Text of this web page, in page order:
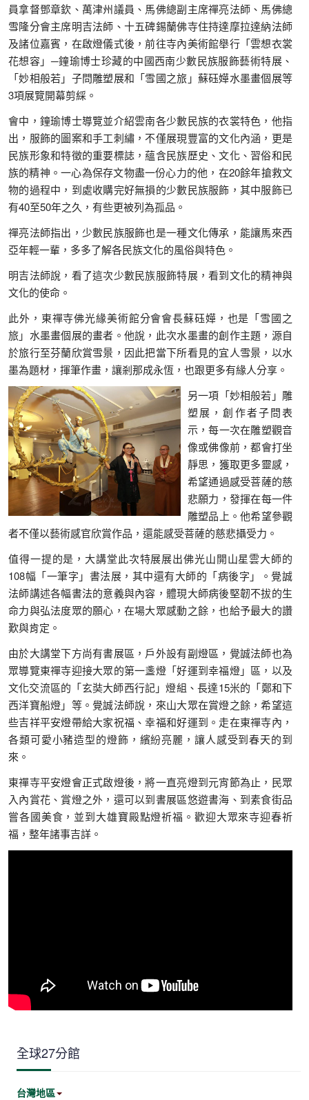
員拿督鄧章欽、萬津州議員、馬佛總副主席禪亮法師、馬佛總
雪隆分會主席明吉法師、十五碑錫蘭佛寺住持達摩拉達納法師
及諸位嘉賓，在啟燈儀式後，前往寺內美術館舉行「雲想衣裳
花想容」─鐘瑜博士珍藏的中國西南少數民族服飾藝術特展、
「妙相般若」子問雕塑展和「雪國之旅」蘇砡嬅水墨畫個展等
3項展覽開幕剪綵。
會中，鐘瑜博士導覽並介紹雲南各少數民族的衣裳特色，他指
出，服飾的圖案和手工刺繡，不僅展現豐富的文化內涵，更是
民族形象和特徵的重要標誌，蘊含民族歷史、文化、習俗和民
族的精神。一心為保存文物盡一份心力的他，在20餘年搶救文
物的過程中，到處收購完好無損的少數民族服飾，其中服飾已
有40至50年之久，有些更被列為孤品。
禪亮法師指出，少數民族服飾也是一種文化傳承，能讓馬來西
亞年輕一輩，多多了解各民族文化的風俗與特色。
明吉法師說，看了這次少數民族服飾特展，看到文化的精神與
文化的使命。
此外，東禪寺佛光緣美術館分會會長蘇砡嬅，也是「雪國之
旅」水墨畫個展的畫者。他說，此次水墨畫的創作主題，源自
於旅行至芬蘭欣賞雪景，因此把當下所看見的宜人雪景，以水
墨為題材，揮筆作畫，讓剎那成永恆，也跟更多有緣人分享。
另一項「妙相般若」雕
塑展，創作者子問表
示，每一次在雕塑觀音
像或佛像前，都會打坐
靜思，獲取更多靈感，
希望通過感受菩薩的慈
悲願力，發揮在每一件
雕塑品上。他希望參觀
者不僅以藝術感官欣賞作品，還能感受菩薩的慈悲攝受力。
值得一提的是，大講堂此次特展展出佛光山開山星雲大師的
108幅「一筆字」書法展，其中還有大師的「病後字」。覺誠
法師講述各幅書法的意義與內容，體現大師病後堅韌不拔的生
命力與弘法度眾的願心，在場大眾感動之餘，也給予最大的讚
歎與肯定。
由於大講堂下方尚有書展區，戶外設有副燈區，覺誠法師也為
眾導覽東禪寺迎接大眾的第一盞燈「好運到幸福燈」區，以及
文化交流區的「玄奘大師西行記」燈組、長達15米的「鄭和下
西洋寶船燈」等。覺誠法師說，來山大眾在賞燈之餘，希望這
些吉祥平安燈帶給大家祝福、幸福和好運到。走在東禪寺內，
各類可愛小豬造型的燈飾，繽紛亮麗，讓人感受到春天的到
來。
東禪寺平安燈會正式啟燈後，將一直亮燈到元宵節為止，民眾
入內賞花、賞燈之外，還可以到書展區悠遊書海、到素食街品
嘗各國美食，並到大雄寶殿點燈祈福。歡迎大眾來寺迎春祈
福，整年諸事吉詳。
全球27分館
台灣地區